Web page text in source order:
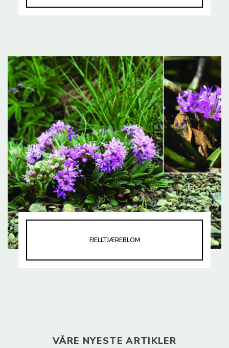
FJELLTJÆREBLOM
VÅRE NYESTE ARTIKLER